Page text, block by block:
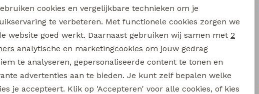
Bogan W20218 jongens sweatshirt Oranje
Ravagio
cookies Marketing cookies
cookies en vergelijkbare technieken om je
te verbeteren. Met functionele cookies zorgen we
website goed werkt. Daarnaast gebruiken wij samen met 2
analytische en marketingcookies om jouw gedrag
te analyseren, gepersonaliseerde content te tonen en
advertenties aan te bieden. Je kunt zelf bepalen welke
je accepteert. Klik op 'Accepteren' voor alle cookies, of kies